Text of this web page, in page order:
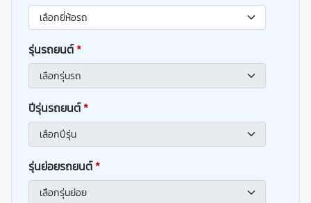
รุ่นรถยนต์*
ปีรุ่นรถยนต์*
รุ่นย่อยรถยนต์*